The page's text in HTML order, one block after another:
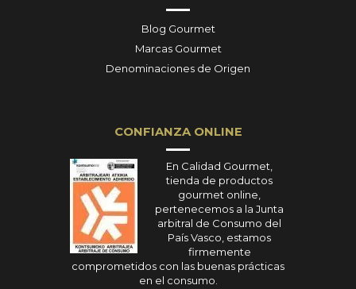
Blog Gourmet
Marcas Gourmet
Denominaciones de Origen
CONFIANZA ONLINE
En Calidad Gourmet,
tienda de productos
gourmet online,
pertenecemos a la Junta
arbitral de Consumo del
País Vasco, estamos
firmemente
comprometidos con las buenas prácticas
en el consumo.